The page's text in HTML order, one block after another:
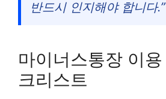
반드시 인지해야 합니다.”
마이너스통장 이
크리스트